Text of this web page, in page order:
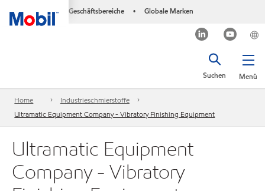
Geschäftsbereiche • Globale Marken
Menü
Suchen
Home
Industrieschmierstoffe
Ultramatic Equipment Company - Vibratory Finishing Equipment
Ultramatic Equipment
Company - Vibratory